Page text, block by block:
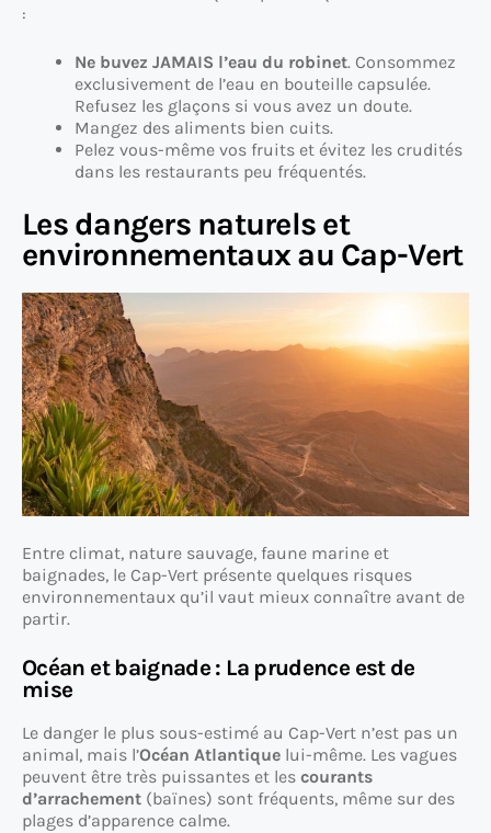
:
Ne buvez JAMAIS l’eau du robinet. Consommez
exclusivement de l’eau en bouteille capsulée.
Refusez les glaçons si vous avez un doute.
Mangez des aliments bien cuits.
Pelez vous-même vos fruits et évitez les crudités
dans les restaurants peu fréquentés.
Les dangers naturels et
environnementaux au Cap-Vert
Entre climat, nature sauvage, faune marine et
baignades, le Cap-Vert présente quelques risques
environnementaux qu’il vaut mieux connaître avant de
partir.
Océan et baignade : La prudence est de
mise
Le danger le plus sous-estimé au Cap-Vert n’est pas un
animal, mais l’Océan Atlantique lui-même. Les vagues
peuvent être très puissantes et les courants
d’arrachement (baïnes) sont fréquents, même sur des
plages d’apparence calme.